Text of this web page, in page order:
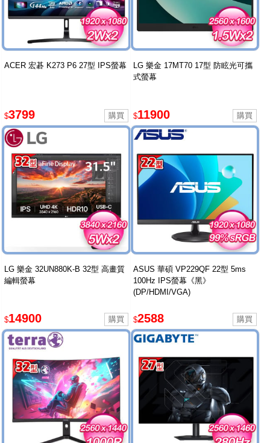
ACER 宏碁 K273 P6 27型 IPS螢幕
$3799
LG 樂金 17MT70 17型 防眩光可攜
式螢幕
$11900
LG 樂金 32UN880K-B 32型 高畫質
編輯螢幕
$14900
ASUS 華碩 VP229QF 22型 5ms
100Hz IPS螢幕《黑》
(DP/HDMI/VGA)
$2588